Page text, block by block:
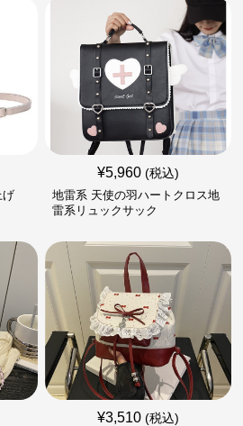
げ
¥5,960 (税込)
地雷系 天使の羽ハートクロス地
雷系リュックサック
¥3,510 (税込)